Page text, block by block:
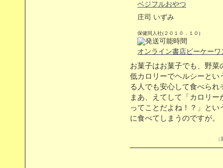
ベジフルおやつ
庄司 いずみ
保健同人社(２０１０．１０)
オンライン書店ビーケー
お菓子はお菓子でも、野菜
低カロリーでヘルシーとい
る人でも安心して食べられ
まあ、えてして「カロリ
ってことだよね！？」と
に食べてしまうのですが。